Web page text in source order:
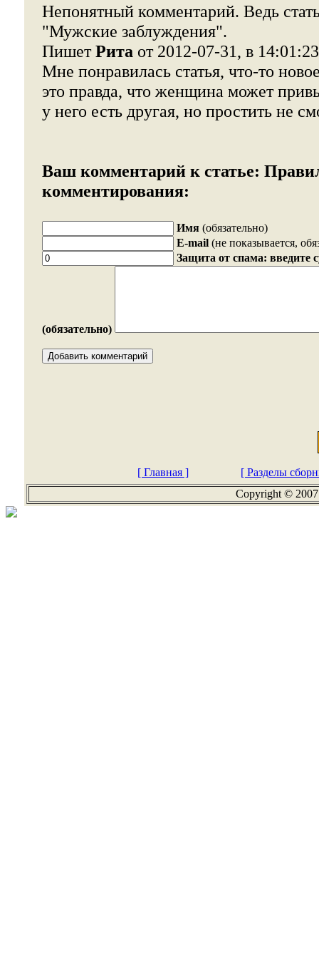
Непонятный комментарий. Ведь
"Мужские заблуждения".
ПишетРита от 2012-07-31, в 14:01:23
Мне понравилась статья, что-то
это правда, что женщина может
у него есть другая, но простить не
Ваш комментарий к статье:
комментирования:
Имя (обязательно)
E-mail (не показывается,
Защита от спама: введите
(обязательно)
[ Главная ]
[ Разделы
Copyright ©